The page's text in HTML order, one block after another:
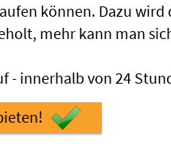
können. Dazu wird
mehr kann man
- innerhalb von 24